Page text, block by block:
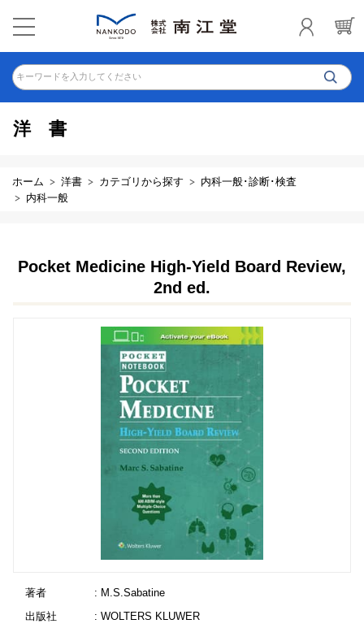
キーワードを入力してください
洋書
ホーム 洋書 カテゴリから探す
内科一般･診断･検査
内科一般
Pocket Medicine High-Yield Board Review,
2nd ed.
著者
: M.S.Sabatine
出版社
: WOLTERS KLUWER